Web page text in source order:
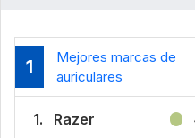
1
Mejores marcas de
auriculares
1. Razer